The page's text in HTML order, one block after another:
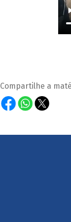
Compartilhe a